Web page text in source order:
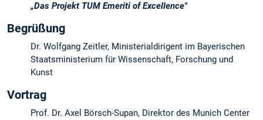
„Das Projekt TUM Emeriti of Excellence"
Begrüßung
Dr. Wolfgang Zeitler, Ministerialdirigent im Bayerischen
Staatsministerium für Wissenschaft, Forschung und
Kunst
Vortrag
Prof. Dr. Axel Börsch-Supan, Direktor des Munich Center